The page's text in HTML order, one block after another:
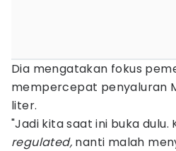
Dia mengatakan fokus
mempercepat penyaluran
liter.
"Jadi kita saat ini buka dulu.
regulated, nanti malah